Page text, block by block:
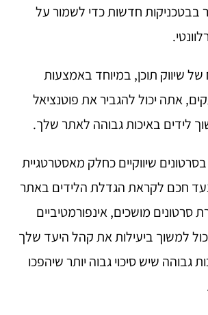
בבטכניקות חדשות כדי לשמור על
של שיווק תוכן, במיוחד באמצעות
אתה יכול להגביר את פוטנציאל
לידים באיכות גבוהה לאתר שלך.
שיווקיים כחלק מאסטרטגיית
צעד חכם לקראת הגדלת הלידים באתר
סרטונים מושכים, אינפורמטיביים
למשוך ביעילות את קהל היעד שלך
גבוהה שיש סיכוי גבוה יותר שיהפכו